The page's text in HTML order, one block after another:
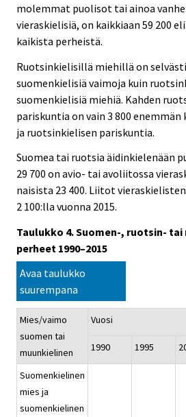
molemmat puolisot tai ainoa
vieraskielisiä, on kaikkiaan 59 200
kaikista perheistä.
Ruotsinkielisillä miehillä on
suomenkielisiä vaimoja kuin
suomenkielisiä miehiä. Kahden
pariskuntia on vain 3 800
ja ruotsinkielisen pariskuntia.
Suomea tai ruotsia äidinkielenään
29 700 on avio- tai avoliitossa
naisista 23 400. Liitot
2 100:lla vuonna 2015.
Taulukko 4. Suomen-, ruotsin-
perheet 1990–2015
Avaa taulukko
suurempana
Mies/vaimo
suomen tai
muunkielinen
Vuosi
1990 1995
Suomenkielinen
mies ja
suomenkielinen